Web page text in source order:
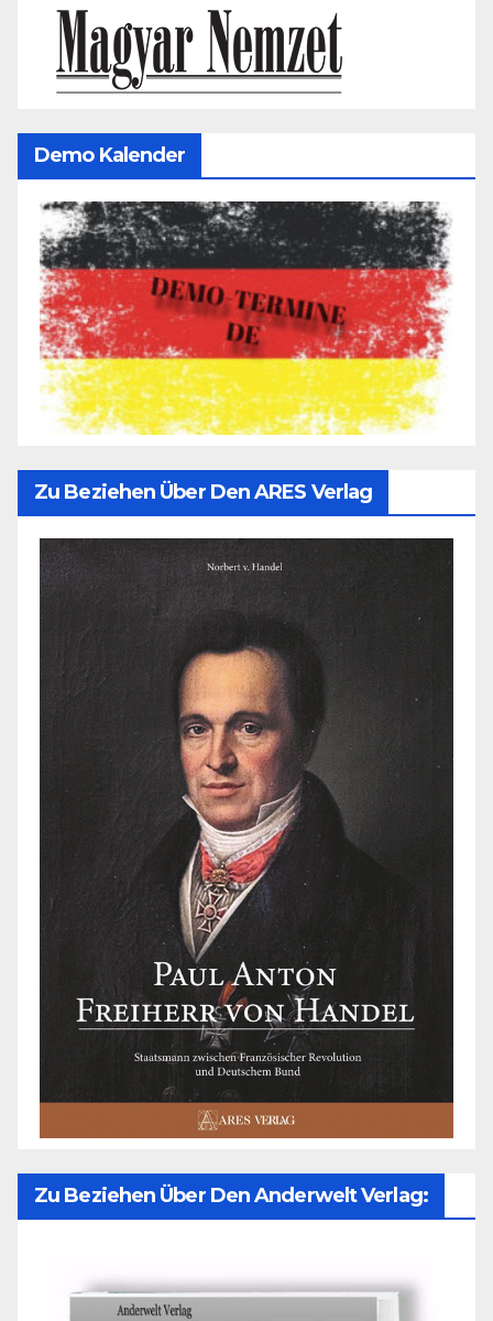
Demo Kalender
Zu Beziehen Über Den ARES Verlag
Zu Beziehen Über Den Anderwelt Verlag: